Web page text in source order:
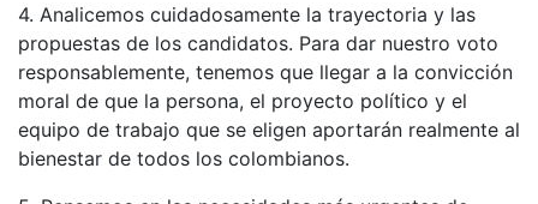
4. Analicemos cuidadosamente la trayectoria y las
propuestas de los candidatos. Para dar nuestro voto
responsablemente, tenemos que llegar a la convicción
moral de que la persona, el proyecto político y el
equipo de trabajo que se eligen aportarán realmente al
bienestar de todos los colombianos.